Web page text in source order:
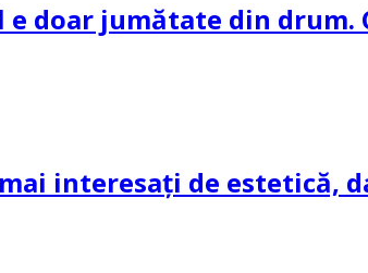
doar jumătate din drum.
interesați de estetică,